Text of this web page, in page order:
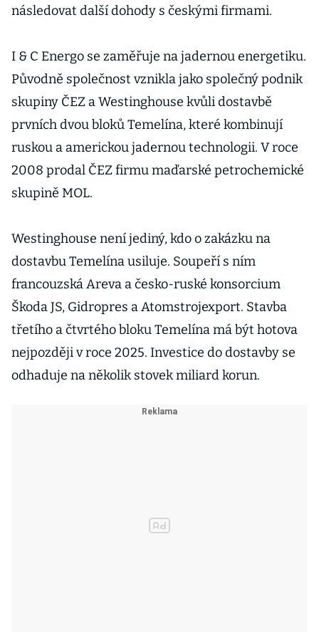
následovat další dohody s českými firmami.
I & C Energo se zaměřuje na jadernou energetiku.
Původně společnost vznikla jako společný podnik
skupiny ČEZ a Westinghouse kvůli dostavbě
prvních dvou bloků Temelína, které kombinují
ruskou a americkou jadernou technologii. V roce
2008 prodal ČEZ firmu maďarské petrochemické
skupině MOL.
Westinghouse není jediný, kdo o zakázku na
dostavbu Temelína usiluje. Soupeří s ním
francouzská Areva a česko-ruské konsorcium
Škoda JS, Gidropres a Atomstrojexport. Stavba
třetího a čtvrtého bloku Temelína má být hotova
nejpozději v roce 2025. Investice do dostavby se
odhaduje na několik stovek miliard korun.